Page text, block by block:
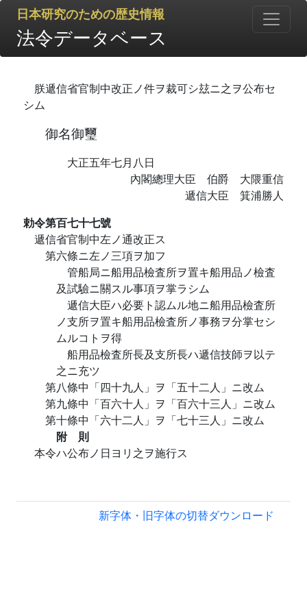
日本研究のための歴史情報
法令データベース
朕遞信省官制中改正ノ件ヲ裁可シ玆ニ之ヲ公布セ
シム
御名御璽
大正五年七月八日
內閣總理大臣 伯爵 大隈重信
遞信大臣 箕浦勝人
勅令第百七十七號
遞信省官制中左ノ通改正ス
第六條ニ左ノ三項ヲ加フ
管船局ニ船用品檢査所ヲ置キ船用品ノ檢査
及試驗ニ關スル事項ヲ掌ラシム
遞信大臣ハ必要ト認ムル地ニ船用品檢査所
ノ支所ヲ置キ船用品檢査所ノ事務ヲ分掌セシ
ムルコトヲ得
船用品檢査所長及支所長ハ遞信技師ヲ以テ
之ニ充ツ
第八條中「四十九人」ヲ「五十二人」ニ改ム
第九條中「百六十人」ヲ「百六十三人」ニ改ム
第十條中「六十二人」ヲ「七十三人」ニ改ム
附 則
本令ハ公布ノ日ヨリ之ヲ施行ス
新字体・旧字体の切替ダウンロード